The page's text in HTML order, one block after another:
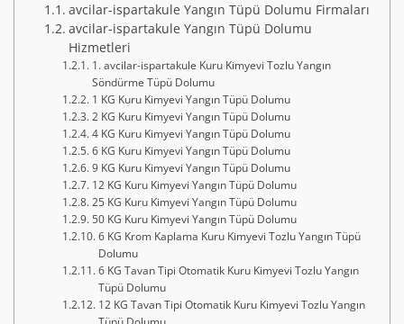
avcilar-ispartakule Yangın Tüpü Dolumu Firmaları
avcilar-ispartakule Yangın Tüpü Dolumu
Hizmetleri
1. avcilar-ispartakule Kuru Kimyevi Tozlu Yangın
Söndürme Tüpü Dolumu
1 KG Kuru Kimyevi Yangın Tüpü Dolumu
2 KG Kuru Kimyevi Yangın Tüpü Dolumu
4 KG Kuru Kimyevi Yangın Tüpü Dolumu
6 KG Kuru Kimyevi Yangın Tüpü Dolumu
9 KG Kuru Kimyevi Yangın Tüpü Dolumu
12 KG Kuru Kimyevi Yangın Tüpü Dolumu
25 KG Kuru Kimyevi Yangın Tüpü Dolumu
50 KG Kuru Kimyevi Yangın Tüpü Dolumu
6 KG Krom Kaplama Kuru Kimyevi Tozlu Yangın Tüpü
Dolumu
6 KG Tavan Tipi Otomatik Kuru Kimyevi Tozlu Yangın
Tüpü Dolumu
12 KG Tavan Tipi Otomatik Kuru Kimyevi Tozlu Yangın